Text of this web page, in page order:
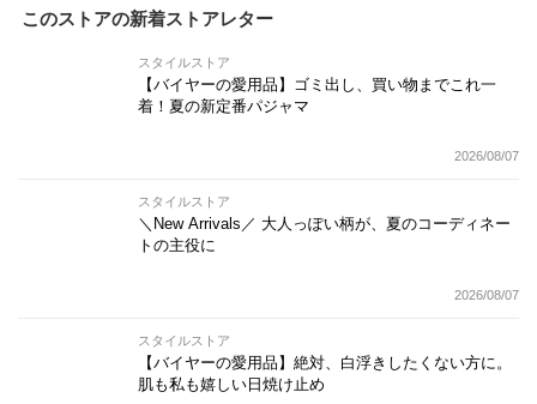
このストアの新着ストアレター
スタイルストア
【バイヤーの愛用品】ゴミ出し、買い物までこれ一
着！夏の新定番パジャマ
2026/08/07
スタイルストア
＼New Arrivals／ 大人っぽい柄が、夏のコーディネー
トの主役に
2026/08/07
スタイルストア
【バイヤーの愛用品】絶対、白浮きしたくない方に。
肌も私も嬉しい日焼け止め